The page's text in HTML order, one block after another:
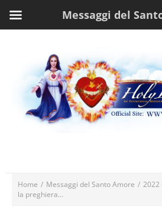
Home / Messaggi del Santo Amore / 2022
la preghiera...
Messaggi del